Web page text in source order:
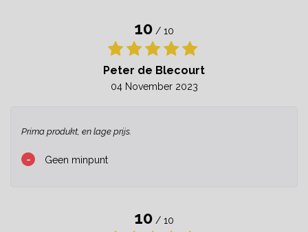
10 / 10
Peter de Blecourt
04 November 2023
Prima produkt, en lage prijs.
- Geen minpunt
10 / 10